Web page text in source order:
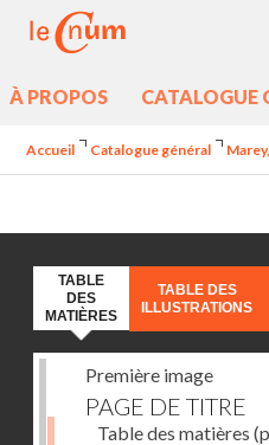
À PROPOS CATALOGUE
Accueil Catalogue général
TABLE
DES
MATIÈRES
TABLE DES
ILLUSTRATIONS
Première image
PAGE DE TITRE
Table des matières